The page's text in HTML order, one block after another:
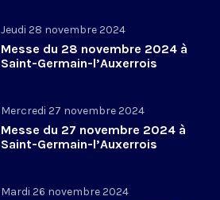
Jeudi 28 novembre 2024
Messe du 28 novembre 2024 à
Saint-Germain-l’Auxerrois
Mercredi 27 novembre 2024
Messe du 27 novembre 2024 à
Saint-Germain-l’Auxerrois
Mardi 26 novembre 2024